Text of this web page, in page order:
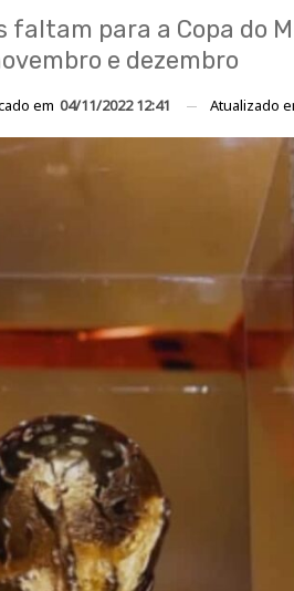
para a Copa do
e dezembro
em 04/11/2022 12:41 Atualizado